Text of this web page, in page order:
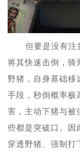
但要是没有注
将其快速击倒，骑
野猪，自身基础移
手段，秒倒概率极
害，主动下猪与被
些都是突破口。因
穿透野猪、强制打